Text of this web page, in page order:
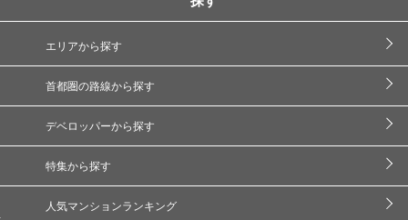
エリアから探す
首都圏の路線から探す
デベロッパーから探す
特集から探す
人気マンションランキング